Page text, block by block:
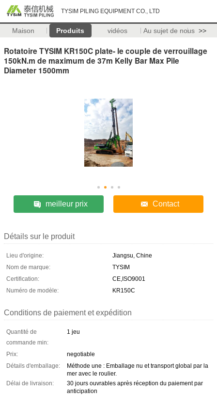
TYSIM PILING EQUIPMENT CO., LTD
Maison Produits vidéos Au sujet de nous >>
Rotatoire TYSIM KR150C plate- le couple de verrouillage
150kN.m de maximum de 37m Kelly Bar Max Pile
Diameter 1500mm
meilleur prix Contact
Détails sur le produit
Lieu d'origine:
Jiangsu, Chine
Nom de marque:
TYSIM
Certification:
CE,ISO9001
Numéro de modèle:
KR150C
Conditions de paiement et expédition
Quantité de
commande min:
1 jeu
Prix:
negotiable
Détails d'emballage:
Méthode une : Emballage nu et transport global par la
mer avec le roulier.
Délai de livraison:
30 jours ouvrables après réception du paiement par
anticipation